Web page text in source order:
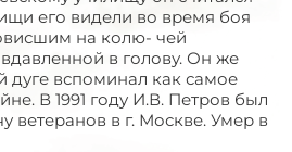
его видели во время боя
на колю- чей
в голову. Он же
дуге вспоминал как самое
В 1991 году И.В. Петров был
ветеранов в г. Москве. Умер в